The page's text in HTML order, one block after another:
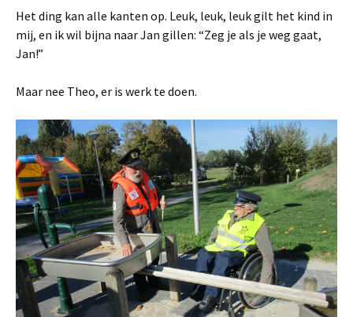
Het ding kan alle kanten op. Leuk, leuk, leuk gilt het kind in
mij, en ik wil bijna naar Jan gillen: “Zeg je als je weg gaat,
Jan!”
Maar nee Theo, er is werk te doen.